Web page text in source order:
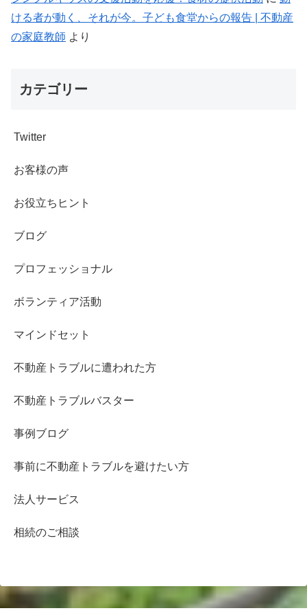
ける者が動く、それが今。子ども食堂からの報告 | 不動産
の家庭教師 より
カテゴリー
Twitter
お客様の声
お役立ちヒント
ブログ
プロフェッショナル
ボランティア活動
マインドセット
不動産トラブルに遭われた方
不動産トラブルバスター
事例ブログ
事前に不動産トラブルを避けたい方
法人サービス
相続のご相談